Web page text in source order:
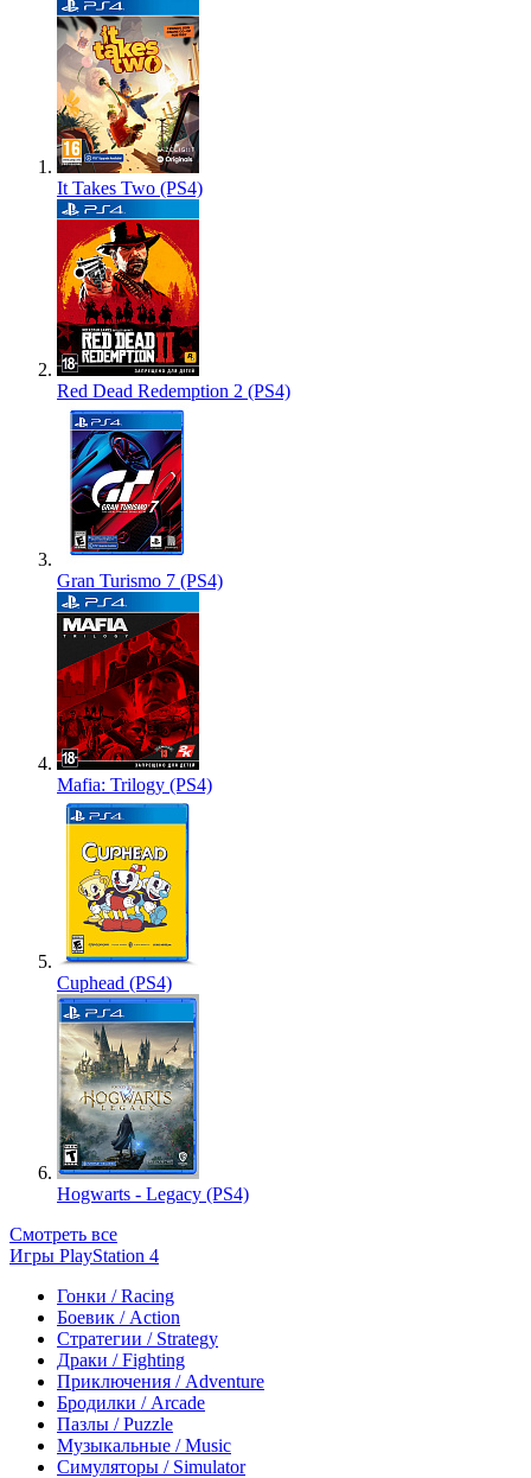
It Takes Two (PS4)
Red Dead Redemption 2 (PS4)
Gran Turismo 7 (PS4)
Mafia: Trilogy (PS4)
Cuphead (PS4)
Hogwarts - Legacy (PS4)
Смотреть все
Игры PlayStation 4
Гонки / Racing
Боевик / Action
Стратегии / Strategy
Драки / Fighting
Приключения / Adventure
Бродилки / Arcade
Пазлы / Puzzle
Музыкальные / Music
Симуляторы / Simulator